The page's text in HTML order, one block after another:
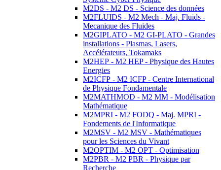
M2DS - M2 DS - Science des données
M2FLUIDS - M2 Mech - Maj. Fluids -
Mecanique des Fluides
M2GIPLATO - M2 GI-PLATO - Grandes
installations - Plasmas, Lasers,
Accélérateurs, Tokamaks
M2HEP - M2 HEP - Physique des Hautes
Energies
M2ICFP - M2 ICFP - Centre International
de Physique Fondamentale
M2MATHMOD - M2 MM - Modélisation
Mathématique
M2MPRI - M2 FODQ - Maj. MPRI -
Fondements de l'Informatique
M2MSV - M2 MSV - Mathématiques
pour les Sciences du Vivant
M2OPTIM - M2 OPT - Optimisation
M2PBR - M2 PBR - Physique par
Recherche